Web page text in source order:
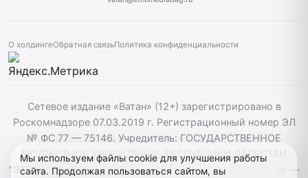
О холдингеОбратная связьПолитика конфиденциальности
Сетевое издание «Ватан» (12+) зарегистрировано в
Роскомнадзоре 07.03.2019 г. Регистрационный номер ЭЛ
№ ФС 77 — 75146. Учредитель: ГОСУДАРСТВЕННОЕ
БЮДЖЕТНОЕ УЧРЕЖДЕНИЕ РЕСПУБЛИКИ ДАГЕСТАН
"ЭТНОМЕДИАХОЛДИНГ "ДАГЕСТАН". Главный редактор —
Мы используем файлы cookie для улучшения работы
сайта. Продолжая пользоваться сайтом, вы